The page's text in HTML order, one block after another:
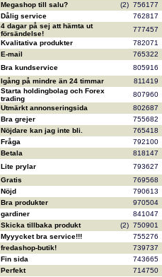
Megashop till salu? (2) 756177
Dålig service
762817
4 dagar på sej att hämta ut
försändelse!
777457
Kvalitativa produkter
782071
E-mail
765322
Bra kundservice
805916
Igång på mindre än 24 timmar
811419
Starta holdingbolag och Forex
trading
807960
Utmärkt annonseringsida
802687
Bra grejer
755682
Nöjdare kan jag inte bli.
765418
Fråga
792100
Betala
818147
Lite prylar
793627
Gratis
769568
Nöjd
790613
Bra produkter
970504
gardiner
841047
Skicka tillbaka produkt (2) 750901
Myyycket bra service!!!
755276
fredashop-butik!
739737
Fin sida
743665
Perfekt
714750